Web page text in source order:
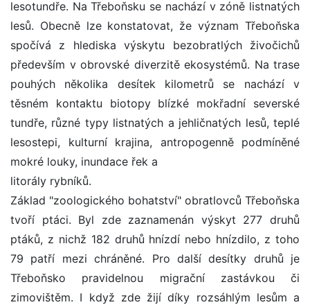
lesotundře. Na Třeboňsku se nachází v zóně listnatých
lesů. Obecně lze konstatovat, že význam Třeboňska
spočívá z hlediska výskytu bezobratlých živočichů
především v obrovské diverzitě ekosystémů. Na trase
pouhých několika desítek kilometrů se nachází v
těsném kontaktu biotopy blízké mokřadní severské
tundře, různé typy listnatých a jehličnatých lesů, teplé
lesostepi, kulturní krajina, antropogenně podmíněné
mokré louky, inundace řek a
litorály rybníků.
Základ "zoologického bohatství" obratlovců Třeboňska
tvoří ptáci. Byl zde zaznamenán výskyt 277 druhů
ptáků, z nichž 182 druhů hnízdí nebo hnízdilo, z toho
79 patří mezi chráněné. Pro další desítky druhů je
Třeboňsko pravidelnou migrační zastávkou či
zimovištěm. I když zde žijí díky rozsáhlým lesům a